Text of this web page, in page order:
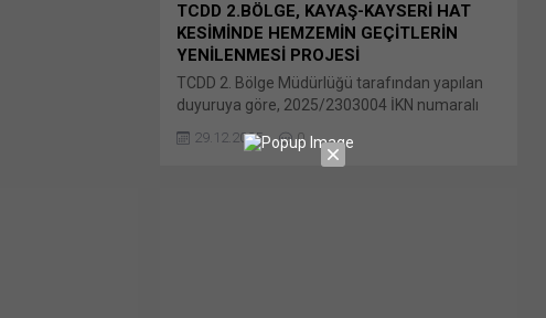
TCDD 2.BÖLGE, KAYAŞ-KAYSERİ HAT
KESİMİNDE HEMZEMİN GEÇİTLERİN
YENİLENMESİ PROJESİ
TCDD 2. Bölge Müdürlüğü tarafından yapılan
duyuruya göre, 2025/2303004 İKN numaralı
dosya konusu Kayaş-Kayseri Hat Kesiminde
Bulunan Hemzemin Geçitlerin Sürücülerinin,
Işıklı Uyarılarının ve Levhalarının Yenilenmesi
29.12.2025 0